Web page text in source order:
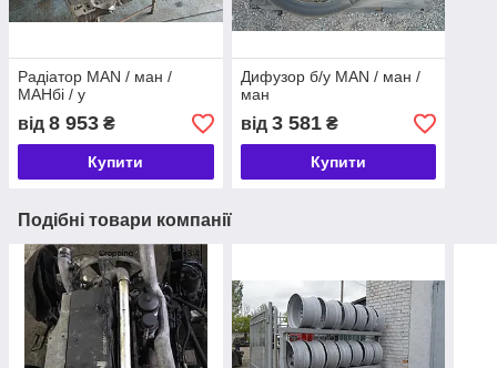
Радіатор MAN / ман /
МАНбі / у
від 8 953 ₴
Купити
Дифузор б/у MAN / ман /
ман
від 3 581₴
Купити
Подібні товари компанії